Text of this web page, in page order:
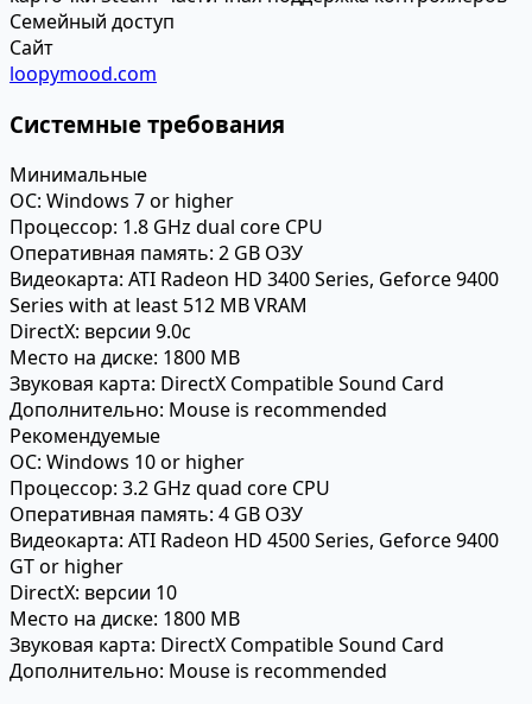
Семейный доступ
Сайт
loopymood.com
Системные требования
Минимальные
ОС: Windows 7 or higher
Процессор: 1.8 GHz dual core CPU
Оперативная память: 2 GB ОЗУ
Видеокарта: ATI Radeon HD 3400 Series, Geforce 9400
Series with at least 512 MB VRAM
DirectX: версии 9.0c
Место на диске: 1800 MB
Звуковая карта: DirectX Compatible Sound Card
Дополнительно: Mouse is recommended
Рекомендуемые
ОС: Windows 10 or higher
Процессор: 3.2 GHz quad core CPU
Оперативная память: 4 GB ОЗУ
Видеокарта: ATI Radeon HD 4500 Series, Geforce 9400
GT or higher
DirectX: версии 10
Место на диске: 1800 MB
Звуковая карта: DirectX Compatible Sound Card
Дополнительно: Mouse is recommended